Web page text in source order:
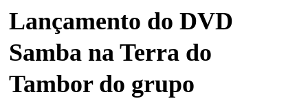
Lançamento do DVD
Samba na Terra do
Tambor do grupo